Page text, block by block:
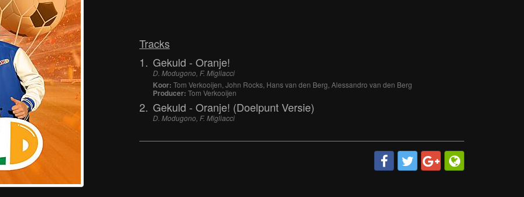
Tracks
1. Gekuld - Oranje!
D. Modugono, F. Migliacci
Koor: Tom Verkooijen, John Rocks, Hans van den Berg, Alessandro van den Berg
Producer: Tom Verkooijen
2. Gekuld - Oranje! (Doelpunt Versie)
D. Modugono, F. Migliacci